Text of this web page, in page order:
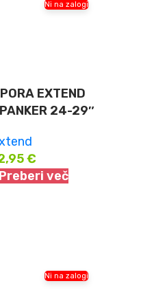
Ni na zalogi
EXTEND
24-29″
€
Preberi več
Ni na zalogi